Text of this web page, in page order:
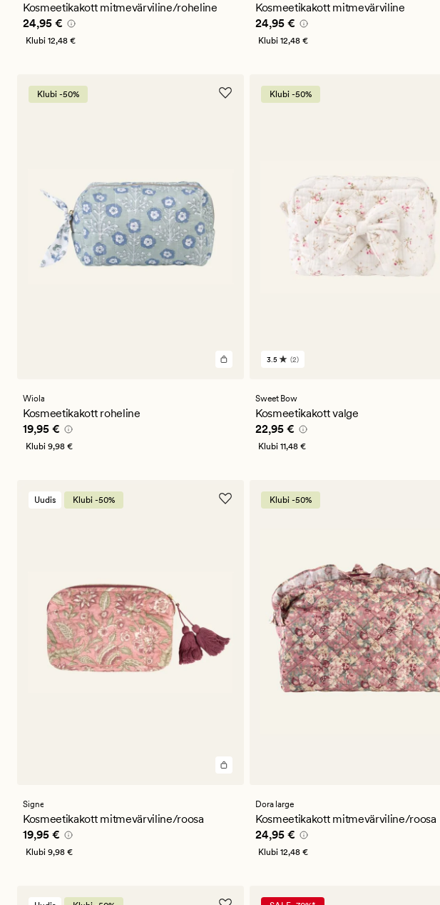
Kosmeetikakott mitmevärviline/roheline
Pris_ee 24,95 €
24,95 €
Klubi 12,48 €
Kosmeetikakott mitmevärviline
Pris_ee 24,95 €
24,95 €
Klubi 12,48 €
Klubi -50%
Wiola
Kosmeetikakott roheline
Pris_ee 19,95 €
19,95 €
Klubi 9,98 €
Klubi -50%
2
hinnanguga
3.5
3.5 (2)
Sweet Bow
Kosmeetikakott valge
Pris_ee 22,95 €
22,95 €
Klubi 11,48 €
Uudis Klubi -50%
Signe
Kosmeetikakott mitmevärviline/roosa
Pris_ee 19,95 €
19,95 €
Klubi 9,98 €
Klubi -50%
Dora large
Kosmeetikakott mitmevärviline/roosa
Pris_ee 24,95 €
24,95 €
Klubi 12,48 €